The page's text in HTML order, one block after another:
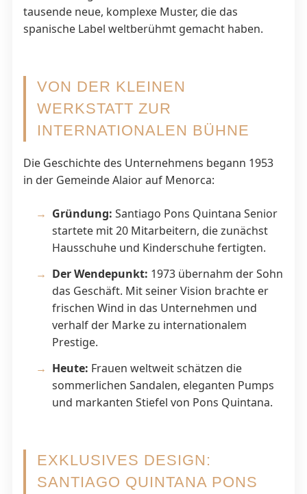
tausende neue, komplexe Muster, die das
spanische Label weltberühmt gemacht haben.
VON DER KLEINEN
WERKSTATT ZUR
INTERNATIONALEN BÜHNE
Die Geschichte des Unternehmens begann 1953
in der Gemeinde Alaior auf Menorca:
Gründung: Santiago Pons Quintana Senior
startete mit 20 Mitarbeitern, die zunächst
Hausschuhe und Kinderschuhe fertigten.
Der Wendepunkt: 1973 übernahm der Sohn
das Geschäft. Mit seiner Vision brachte er
frischen Wind in das Unternehmen und
verhalf der Marke zu internationalem
Prestige.
Heute: Frauen weltweit schätzen die
sommerlichen Sandalen, eleganten Pumps
und markanten Stiefel von Pons Quintana.
EXKLUSIVES DESIGN:
SANTIAGO QUINTANA PONS